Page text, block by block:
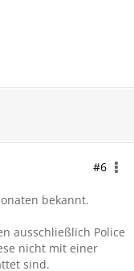
#6
bekannt.
ausschließlich Police
nicht mit einer
sind.